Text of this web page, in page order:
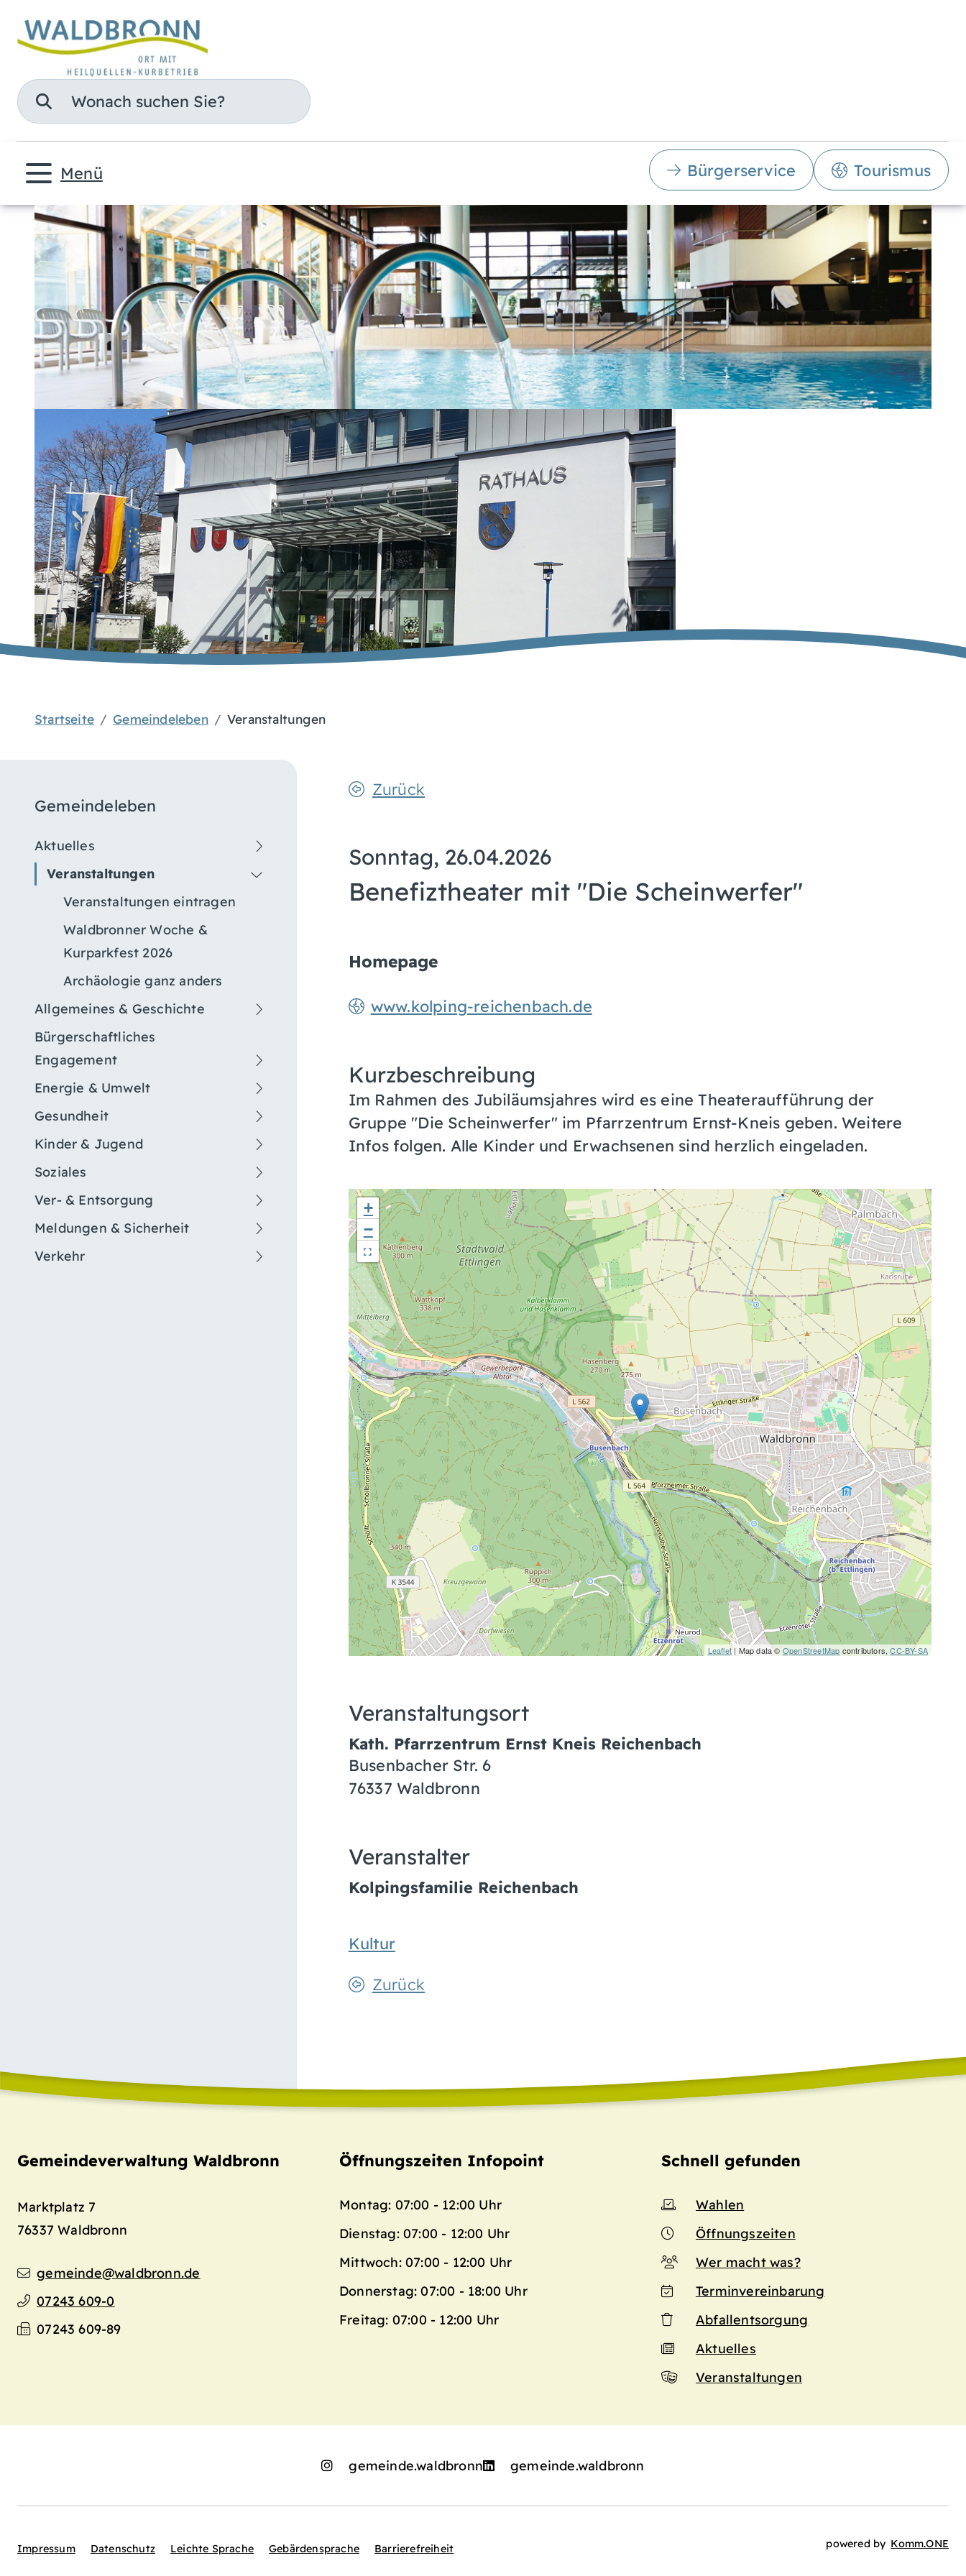
Suche
Menü Bürgerservice Tourismus
Startseite Gemeindeleben Veranstaltungen
Gemeindeleben
Aktuelles
Veranstaltungen
Veranstaltungen eintragen
Waldbronner Woche &
Kurparkfest 2026
Archäologie ganz anders
Allgemeines & Geschichte
Bürgerschaftliches
Engagement
Energie & Umwelt
Gesundheit
Kinder & Jugend
Soziales
Ver- & Entsorgung
Meldungen & Sicherheit
Verkehr
Zurück
Sonntag, 26.04.2026
Benefiztheater mit "Die Scheinwerfer"
Homepage
www.kolping-reichenbach.de
Kurzbeschreibung
Im Rahmen des Jubiläumsjahres wird es eine Theateraufführung der
Gruppe "Die Scheinwerfer" im Pfarrzentrum Ernst-Kneis geben. Weitere
Infos folgen. Alle Kinder und Erwachsenen sind herzlich eingeladen.
+
−
Leaflet| Map data © OpenStreetMap contributors,CC-BY-SA
Veranstaltungsort
Kath. Pfarrzentrum Ernst Kneis Reichenbach
Busenbacher Str. 6
76337 Waldbronn
Veranstalter
Kolpingsfamilie Reichenbach
Kultur
Zurück
Gemeindeverwaltung Waldbronn
Marktplatz 7
76337 Waldbronn
gemeinde@waldbronn.de
07243 609-0
07243 609-89
Öffnungszeiten Infopoint
Montag: 07:00 - 12:00 Uhr
Dienstag: 07:00 - 12:00 Uhr
Mittwoch: 07:00 - 12:00 Uhr
Donnerstag: 07:00 - 18:00 Uhr
Freitag: 07:00 - 12:00 Uhr
Schnell gefunden
Wahlen
Öffnungszeiten
Wer macht was?
Terminvereinbarung
Abfallentsorgung
Aktuelles
Veranstaltungen
gemeinde.waldbronn gemeinde.waldbronn
Impressum Datenschutz Leichte Sprache Gebärdensprache Barrierefreiheit powered by Komm.ONE